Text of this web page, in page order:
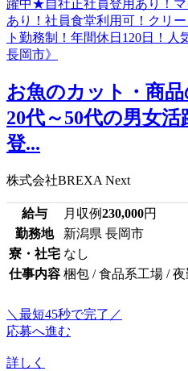
お魚のカット・商品
20代～50代の男女
登...
株式会社BREXA Next
給与 月収例230,000円
勤務地
新潟県 長岡市
寮・社宅 なし
仕事内容 梱包 / 食品系工場 / 夜
＼最短45秒で完了／
応募へ進む
詳しく